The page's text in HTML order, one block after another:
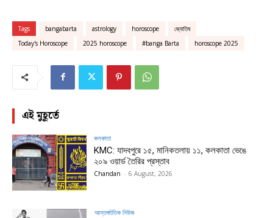
Tags bangabarta astrology horoscope
জ্যোতিষ
Today's Horoscope
2025 horoscope #banga Barta horoscope 2025
এই মুহূর্তে
কলকাতা
KMC: যাদবপুরে ১৫, মানিকতলায় ১১, কলকাতা ভেঙে
২০৯ ওয়ার্ড তৈরির প্রস্তাব
Chandan - 6 August, 2026
আন্তর্জাতিক নিউজ